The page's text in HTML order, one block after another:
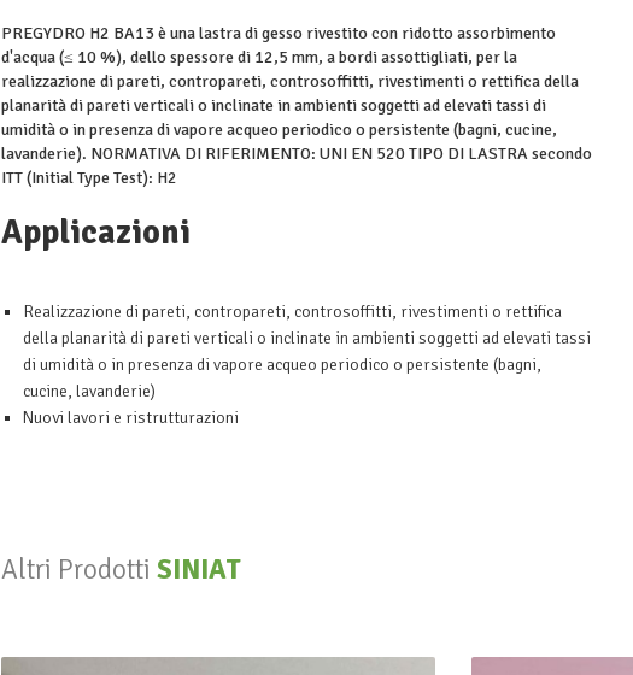
PREGYDRO H2 BA13 è una lastra di gesso rivestito con ridotto assorbimento
d'acqua (≤ 10 %), dello spessore di 12,5 mm, a bordi assottigliati, per la
realizzazione di pareti, contropareti, controsoffitti, rivestimenti o rettifica della
planarità di pareti verticali o inclinate in ambienti soggetti ad elevati tassi di
umidità o in presenza di vapore acqueo periodico o persistente (bagni, cucine,
lavanderie). NORMATIVA DI RIFERIMENTO: UNI EN 520 TIPO DI LASTRA secondo
ITT (Initial Type Test): H2
Applicazioni
Realizzazione di pareti, contropareti, controsoffitti, rivestimenti o rettifica
della planarità di pareti verticali o inclinate in ambienti soggetti ad elevati tassi
di umidità o in presenza di vapore acqueo periodico o persistente (bagni,
cucine, lavanderie)
Nuovi lavori e ristrutturazioni
Altri Prodotti SINIAT